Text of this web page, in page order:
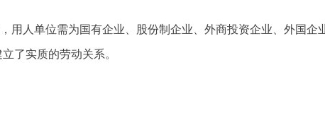
用人单位需为国有企业、股份制企业、外商投资企业、外国
了实质的劳动关系。